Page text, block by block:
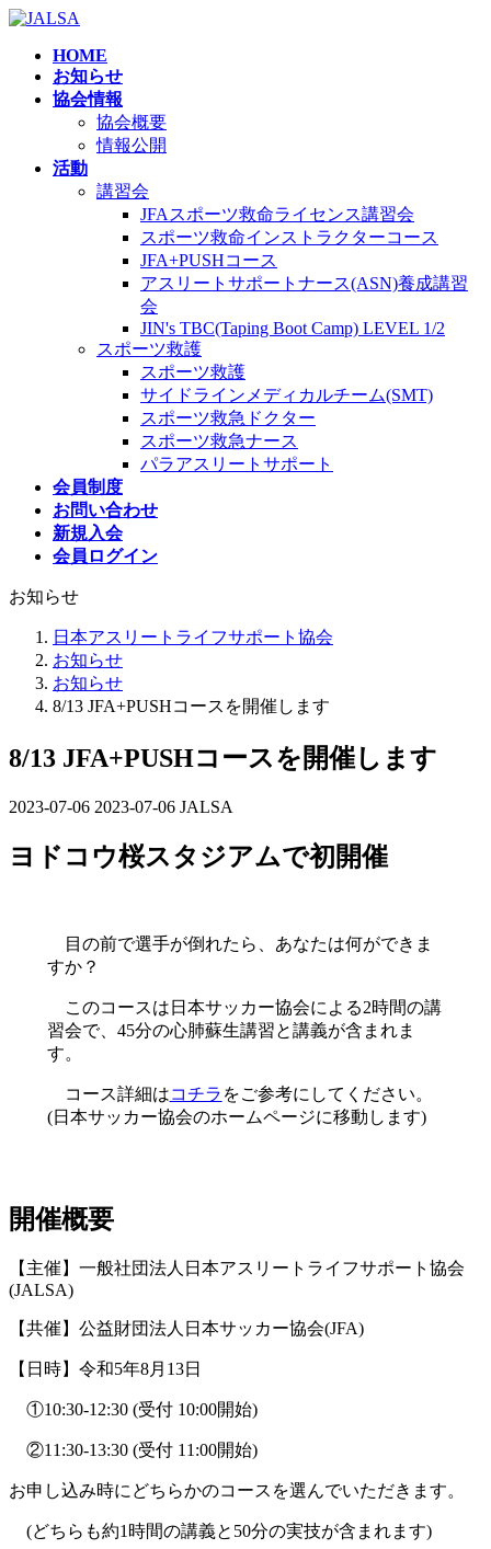
コ
ナ
HOME
お知らせ
協会情報
協会概要
情報公開
活動
講習会
JFAスポーツ救命ライセンス講習会
スポーツ救命インストラクターコース
JFA+PUSHコース
アスリートサポートナース(ASN)養成講習
会
JIN's TBC(Taping Boot Camp) LEVEL 1/2
スポーツ救護
スポーツ救護
サイドラインメディカルチーム(SMT)
スポーツ救急ドクター
スポーツ救急ナース
パラアスリートサポート
会員制度
お問い合わせ
新規入会
会員ログイン
お知らせ
日本アスリートライフサポート協会
お知らせ
お知らせ
8/13 JFA+PUSHコースを開催します
8/13 JFA+PUSHコースを開催します
2023-07-06 最
更
:
2023-07-06 JALSA
ヨドコウ桜スタジアムで初開催
目の前で選手が倒れたら、あなたは何ができま
すか？
このコースは日本サッカー協会による2時間の講
習会で、45分の心肺蘇生講習と講義が含まれま
す。
コース詳細はコチラ をご参考にしてください。
(日本サッカー協会のホームページに移動します)
開催概要
【主催】一般社団法人日本アスリートライフサポート協会
(JALSA)
【共催】公益財団法人日本サッカー協会(JFA)
【日時】令和5年8月13日
①10:30-12:30 (受付 10:00開始)
②11:30-13:30 (受付 11:00開始)
お申し込み時にどちらかのコースを選んでいただきます。
(どちらも約1時間の講義と50分の実技が含まれます)